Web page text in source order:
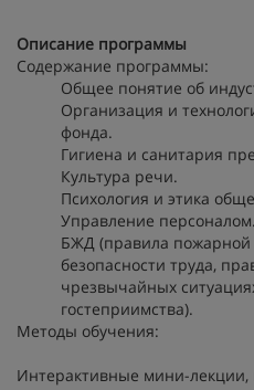
Описание программы
Содержание программы:
Общее понятие об
Организация и
фонда.
Гигиена и санитария
Культура речи.
Психология и этика
Управление персоналом.
БЖД (правила пожарной
безопасности труда,
чрезвычайных
гостеприимства).
Методы обучения:
Интерактивные мини-